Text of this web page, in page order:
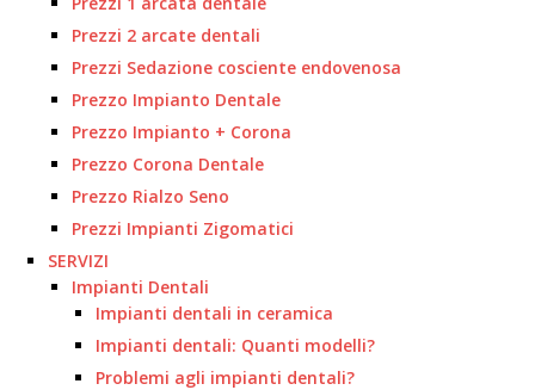
Prezzi 2 arcate dentali
Prezzi Sedazione cosciente endovenosa
Prezzo Impianto Dentale
Prezzo Impianto + Corona
Prezzo Corona Dentale
Prezzo Rialzo Seno
Prezzi Impianti Zigomatici
SERVIZI
Impianti Dentali
Impianti dentali in ceramica
Impianti dentali: Quanti modelli?
Problemi agli impianti dentali?